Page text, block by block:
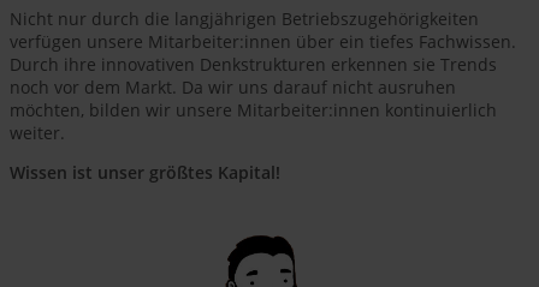
Nicht nur durch die langjährigen Betriebszugehörigkeiten
verfügen unsere Mitarbeiter:innen über ein tiefes Fachwissen.
Durch ihre innovativen Denkstrukturen erkennen sie Trends
noch vor dem Markt. Da wir uns darauf nicht ausruhen
möchten, bilden wir unsere Mitarbeiter:innen kontinuierlich
weiter.
Wissen ist unser größtes Kapital!